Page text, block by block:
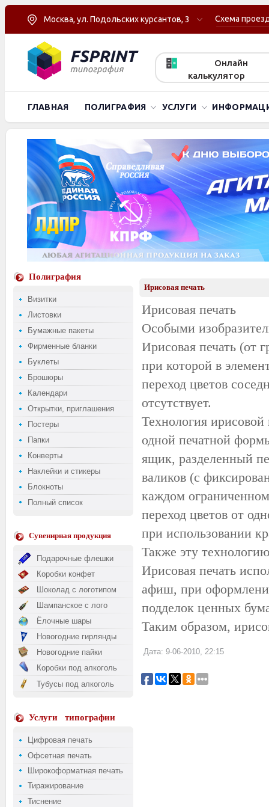
Москва, ул. Подольских курсантов, 3 Схема
Онлайн
калькулятор
ГЛАВНАЯ ПОЛИГРАФИЯ УСЛУГИ
Полиграфия
Визитки
Листовки
Бумажные пакеты
Фирменные бланки
Буклеты
Брошюры
Календари
Открытки, приглашения
Постеры
Папки
Конверты
Наклейки и стикеры
Блокноты
Полный список
Сувенирная продукция
Подарочные флешки
Коробки конфет
Шоколад с логотипом
Шампанское с лого
Ёлочные шары
Новогодние гирлянды
Новогодние пайки
Коробки под алкоголь
Тубусы под алкоголь
Услуги типографии
Цифровая печать
Офсетная печать
Широкоформатная печать
Тиражирование
Тиснение
Ирисовая печать
Ирисовая печать
Особыми
Ирисовая печать (от
при которой в
переход цветов
отсутствует.
Технология ирисовой
одной печатной
ящик, разделенный
валиков (с
каждом
переход цветов от
при использовании
Также эту
Ирисовая печать
афиш, при
подделок ценных
Таким образом,
Дата: 9-06-2010, 22:15